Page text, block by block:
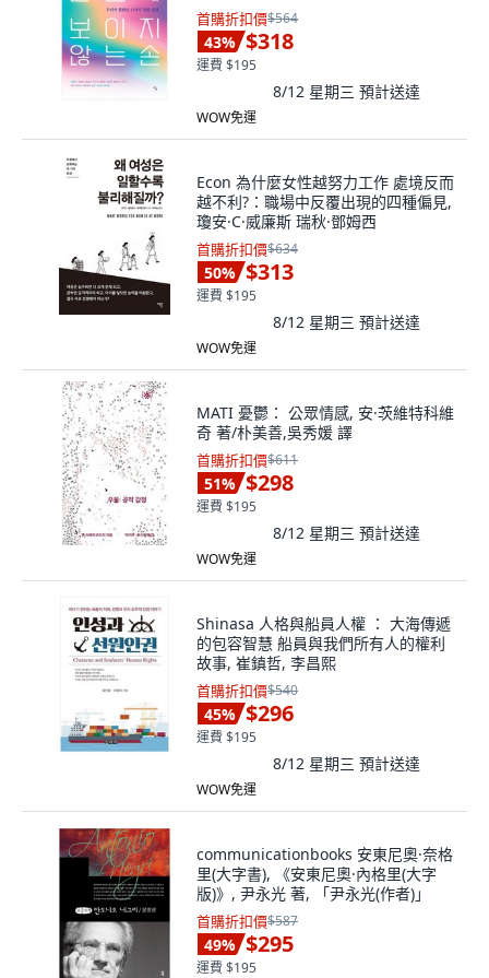
首購折扣價$564
43% $318
運費 $195
8/12 星期三 預計送達
WOW免運
Econ 為什麼女性越努力工作 處境反而
越不利?：職場中反覆出現的四種偏見,
瓊安·C·威廉斯 瑞秋·鄧姆西
首購折扣價$634
50% $313
運費 $195
8/12 星期三 預計送達
WOW免運
MATI 憂鬱： 公眾情感, 安·茨維特科維
奇 著/朴美善,吳秀媛 譯
首購折扣價$611
51% $298
運費 $195
8/12 星期三 預計送達
WOW免運
Shinasa 人格與船員人權 ： 大海傳遞
的包容智慧 船員與我們所有人的權利
故事, 崔鎮哲, 李昌熙
首購折扣價$540
45% $296
運費 $195
8/12 星期三 預計送達
WOW免運
communicationbooks 安東尼奧·奈格
里(大字書), 《安東尼奧·內格里(大字
版)》, 尹永光 著, 「尹永光(作者)」
首購折扣價$587
49% $295
運費 $195